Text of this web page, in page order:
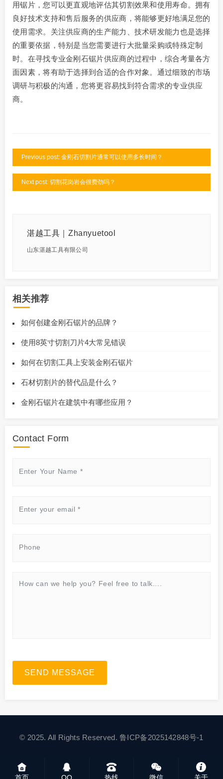
用锯片，您可以更直观地评估其切割效果和使用寿命。拥有
良好技术支持和售后服务的供应商，将能够更好地满足您的
使用需求。关注供应商的生产能力、技术研发能力也是选择
的重要依据，特别是当您需要进行大批量采购或特殊定制
时。在寻找专业金刚石锯片供应商的过程中，综合考量各方
面因素，将有助于选择到合适的合作对象。通过细致的市场
调研与积极的沟通，您将更容易找到符合需求的专业供应
商。
Previous post: 金刚石切割片通常可以使用多长时间？
Next post: 切割花岗岩会很费劲吗？
湛越工具｜Zhanyuetool
山东湛越工具有限公司
相关推荐
如何创建金刚石锯片的品牌？
使用8英寸切割刀片4大常见错误
如何在切割工具上安装金刚石锯片
石材切割片的替代品是什么？
金刚石锯片在建筑中有哪些应用？
Contact Form
SEND MESSAGE
© 2025. All Rights Reserved.鲁ICP备2025142848号-1